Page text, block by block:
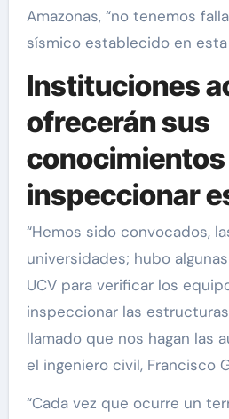
Amazonas, “no tenemos
sísmico establecido en esta
Instituciones
ofrecerán sus
conocimientos
inspeccionar
“Hemos sido convocados,
universidades; hubo
UCV para verificar los
inspeccionar las
llamado que nos hagan las
el ingeniero civil, Francisco
“Cada vez que ocurre un